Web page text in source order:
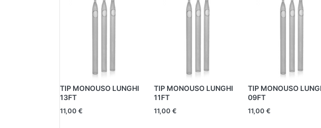
TIP MONOUSO LUNGHI
13FT
11,00 €
TIP MONOUSO LUNGHI
11FT
11,00 €
TIP MONOUSO
09FT
11,00 €